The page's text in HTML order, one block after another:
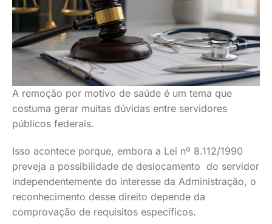
A remoção por motivo de saúde é um tema que
costuma gerar muitas dúvidas entre servidores
públicos federais.
Isso acontece porque, embora a Lei nº 8.112/1990
preveja a possibilidade de deslocamento do servidor
independentemente do interesse da Administração, o
reconhecimento desse direito depende da
comprovação de requisitos específicos.